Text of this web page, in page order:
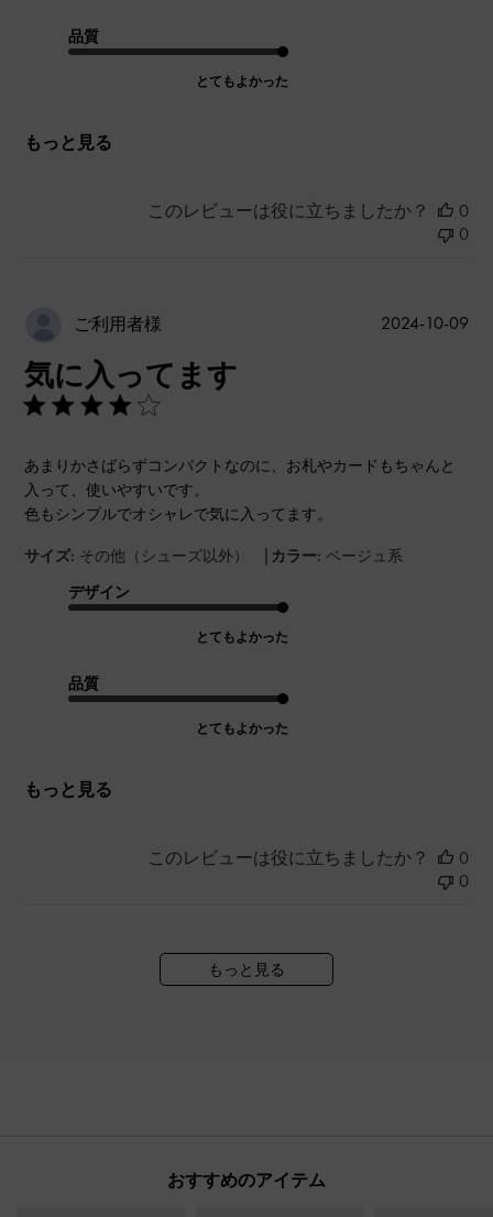
品質
とてもよかった
もっと見る
このレビューは役に立ちましたか？
0
0
ご利用者様
気に入ってます
あまりかさばらずコンパクトなのに、お札やカードもちゃんと
入って、使いやすいです。
色もシンプルでオシャレで気に入ってます。
サイズ: その他（シューズ以外） | カラー: ベージュ系
デザイン
とてもよかった
品質
とてもよかった
もっと見る
公
2024-10-09
このレビューは役に立ちましたか？
0
0
もっと見る
おすすめのアイテム